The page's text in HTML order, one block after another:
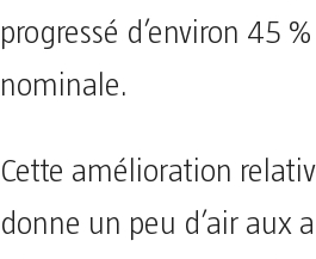
progressé d’environ 45
nominale.
Cette amélioration
donne un peu d’air aux